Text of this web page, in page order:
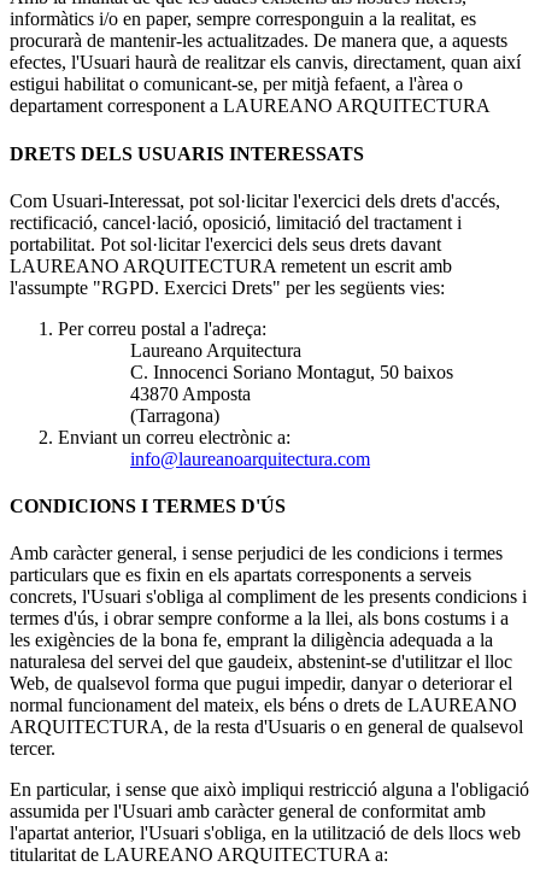
informàtics i/o en paper, sempre corresponguin a la realitat, es
procurarà de mantenir-les actualitzades. De manera que, a aquests
efectes, l'Usuari haurà de realitzar els canvis, directament, quan així
estigui habilitat o comunicant-se, per mitjà fefaent, a l'àrea o
departament corresponent a LAUREANO ARQUITECTURA
DRETS DELS USUARIS INTERESSATS
Com Usuari-Interessat, pot sol·licitar l'exercici dels drets d'accés,
rectificació, cancel·lació, oposició, limitació del tractament i
portabilitat. Pot sol·licitar l'exercici dels seus drets davant
LAUREANO ARQUITECTURA remetent un escrit amb
l'assumpte "RGPD. Exercici Drets" per les següents vies:
Per correu postal a l'adreça:
Laureano Arquitectura
C. Innocenci Soriano Montagut, 50 baixos
43870 Amposta
(Tarragona)
Enviant un correu electrònic a:
info@laureanoarquitectura.com
CONDICIONS I TERMES D'ÚS
Amb caràcter general, i sense perjudici de les condicions i termes
particulars que es fixin en els apartats corresponents a serveis
concrets, l'Usuari s'obliga al compliment de les presents condicions i
termes d'ús, i obrar sempre conforme a la llei, als bons costums i a
les exigències de la bona fe, emprant la diligència adequada a la
naturalesa del servei del que gaudeix, abstenint-se d'utilitzar el lloc
Web, de qualsevol forma que pugui impedir, danyar o deteriorar el
normal funcionament del mateix, els béns o drets de LAUREANO
ARQUITECTURA, de la resta d'Usuaris o en general de qualsevol
tercer.
En particular, i sense que això impliqui restricció alguna a l'obligació
assumida per l'Usuari amb caràcter general de conformitat amb
l'apartat anterior, l'Usuari s'obliga, en la utilització de dels llocs web
titularitat de LAUREANO ARQUITECTURA a: